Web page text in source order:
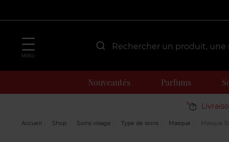
MENU
Nouveautés Parfums
Accueil Shop Soins visage Type de soins Masque Masque